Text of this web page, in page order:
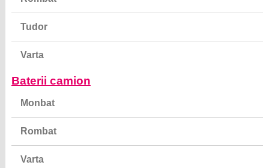
Tudor
Varta
Baterii camion
Monbat
Rombat
Varta